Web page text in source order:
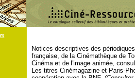
Notices descriptives des
française, de la Cinémathèque de
Cinéma et de l'image animée,
Les titres Cinémagazine et Paris-